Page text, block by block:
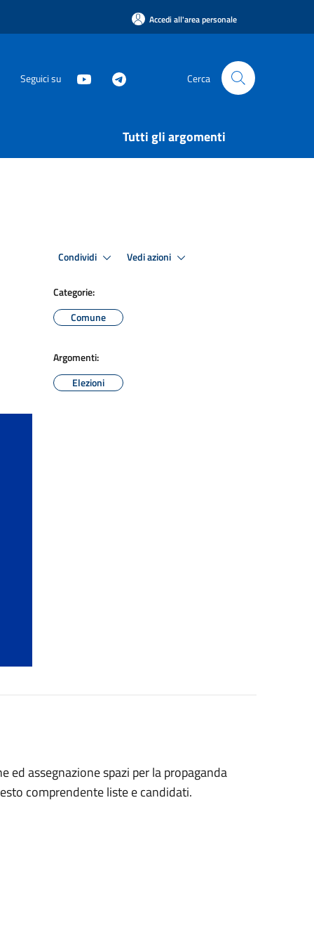
Accedi all'area personale
Seguici su Cerca
Tutti gli argomenti
Condividi Vedi azioni
Categorie:
Comune
Argomenti:
Elezioni
ed assegnazione spazi per la propaganda
comprendente liste e candidati.